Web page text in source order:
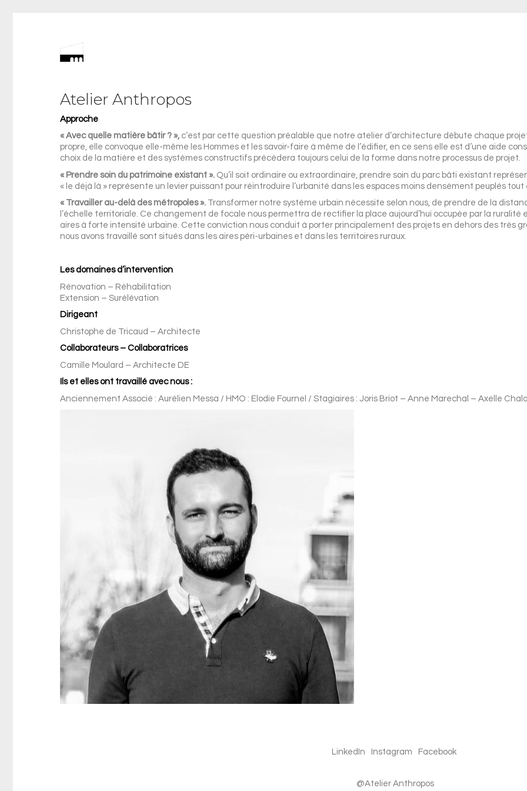
Atelier Anthropos
Approche
« Avec quelle matière bâtir ? », c’est par cette question préalable que notre atelier d’architecture débute chaque
propre, elle convoque elle-même les Hommes et les savoir-faire à même de l’édifier, en ce sens elle est d’une aide
choix de la matière et des systèmes constructifs précèdera toujours celui de la forme dans notre processus de projet.
« Prendre soin du patrimoine existant ». Qu’il soit ordinaire ou extraordinaire, prendre soin du parc bâti existant
« le déjà là » représente un levier puissant pour réintroduire l’urbanité dans les espaces moins densément peuplés
« Travailler au-delà des métropoles ». Transformer notre système urbain nécessite selon nous, de prendre de la
l’échelle territoriale. Ce changement de focale nous permettra de rectifier la place aujourd’hui occupée par la
aires à forte intensité urbaine. Cette conviction nous conduit à porter principalement des projets en dehors des très
nous avons travaillé sont situés dans les aires péri-urbaines et dans les territoires ruraux.
Les domaines d’intervention
Rénovation – Réhabilitation
Extension – Surélévation
Dirigeant
Christophe de Tricaud – Architecte
Collaborateurs – Collaboratrices
Camille Moulard – Architecte DE
Ils et elles ont travaillé avec nous :
Anciennement Associé : Aurélien Messa / HMO : Elodie Fournel / Stagiaires : Joris Briot – Anne Marechal – Axelle
LinkedIn Instagram Facebook
@Atelier Anthropos